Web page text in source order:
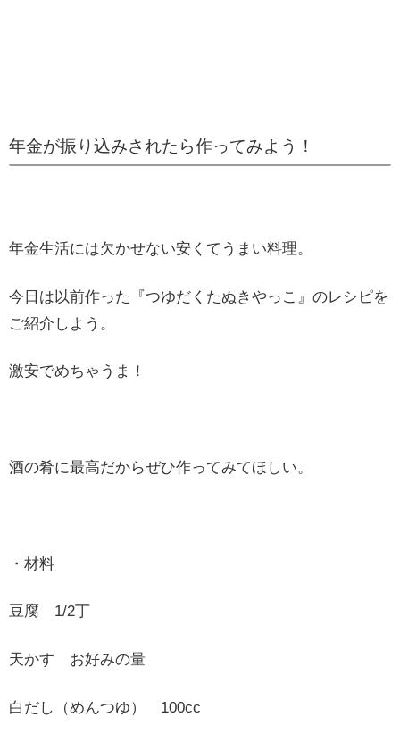
年金が振り込みされたら作ってみよう！
年金生活には欠かせない安くてうまい料理。
今日は以前作った『つゆだくたぬきやっこ』のレシピを
ご紹介しよう。
激安でめちゃうま！
酒の肴に最高だからぜひ作ってみてほしい。
・材料
豆腐 1/2丁
天かす お好みの量
白だし（めんつゆ） 100cc